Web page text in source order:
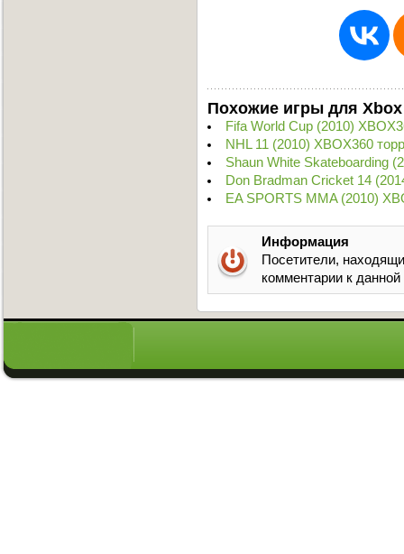
Похожие игры для Xbox
Fifa World Cup (2010)
NHL 11 (2010) XBOX360
Shaun White Skateboarding
Don Bradman Cricket 14
EA SPORTS MMA (2010)
Информация
Посетители,
комментарии к